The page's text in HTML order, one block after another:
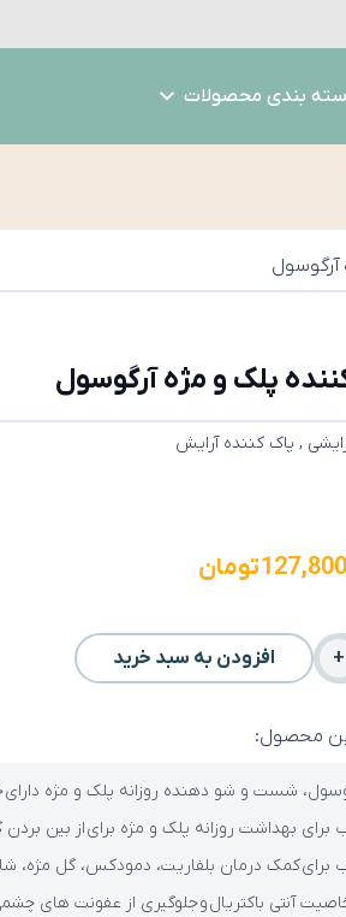
بندی محصولات
آرگوسول
پلک و مژه آرگوسول
, پاک کننده آرایش
127,800تومان
افزودن به سبد خرید
محصول:
شست و شو دهنده روزانه پلک و مژه
بهداشت روزانه پلک و مژه برای از بین بردن
برای کمک درمان بلفاریت، دمودکس، گل مژه،
آنتی باکتریال و جلوگیری از عفونت های